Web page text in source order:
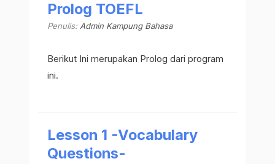
Prolog TOEFL
Penulis:Admin Kampung Bahasa
Berikut Ini merupakan Prolog dari program
ini.
Lesson 1 -Vocabulary
Questions-